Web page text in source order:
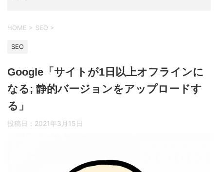
HOME > SEO >
SEO
Google「サイトが1日以上オフラインに
なる; 静的バージョンをアップロードす
る」
投稿日： 2021年3月15日